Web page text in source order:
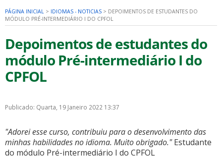
PÁGINA INICIAL > IDIOMAS - NOTICIAS > DEPOIMENTOS DE ESTUDANTES DO
MÓDULO PRÉ-INTERMEDIÁRIO I DO CPFOL
Depoimentos de estudantes do
módulo Pré-intermediário I do
CPFOL
Publicado: Quarta, 19 Janeiro 2022 13:37
"Adorei esse curso, contribuiu para o desenvolvimento das
minhas habilidades no idioma. Muito obrigado."Estudante
do módulo Pré-intermediário I do CPFOL